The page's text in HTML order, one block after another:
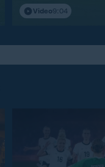
S04Video9:04